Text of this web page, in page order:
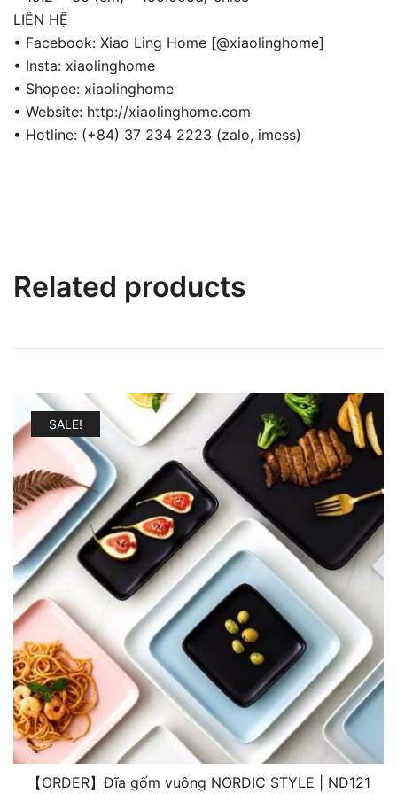
LIÊN HỆ
• Facebook: Xiao Ling Home [@xiaolinghome]
• Insta: xiaolinghome
• Shopee: xiaolinghome
• Website: http://xiaolinghome.com
• Hotline: (+84) 37 234 2223 (zalo, imess)
Related products
SALE!
【ORDER】Đĩa gốm vuông NORDIC STYLE | ND121